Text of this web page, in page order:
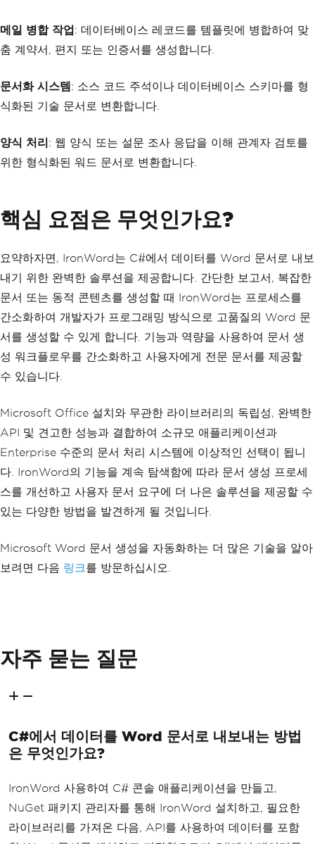
메일 병합 작업 : 데이터베이스 레코드를 템플릿에 병합하여 맞
춤 계약서, 편지 또는 인증서를 생성합니다.
문서화 시스템 : 소스 코드 주석이나 데이터베이스 스키마를 형
식화된 기술 문서로 변환합니다.
양식 처리 : 웹 양식 또는 설문 조사 응답을 이해 관계자 검토를
위한 형식화된 워드 문서로 변환합니다.
핵심 요점은 무엇인가요?
요약하자면, IronWord는 C#에서 데이터를 Word 문서로 내보
내기 위한 완벽한 솔루션을 제공합니다. 간단한 보고서, 복잡한
문서 또는 동적 콘텐츠를 생성할 때 IronWord는 프로세스를
간소화하여 개발자가 프로그래밍 방식으로 고품질의 Word 문
서를 생성할 수 있게 합니다. 기능과 역량을 사용하여 문서 생
성 워크플로우를 간소화하고 사용자에게 전문 문서를 제공할
수 있습니다.
Microsoft Office 설치와 무관한 라이브러리의 독립성, 완벽한
API 및 견고한 성능과 결합하여 소규모 애플리케이션과
Enterprise 수준의 문서 처리 시스템에 이상적인 선택이 됩니
다. IronWord의 기능을 계속 탐색함에 따라 문서 생성 프로세
스를 개선하고 사용자 문서 요구에 더 나은 솔루션을 제공할 수
있는 다양한 방법을 발견하게 될 것입니다.
Microsoft Word 문서 생성을 자동화하는 더 많은 기술을 알아
보려면 다음 링크를 방문하십시오.
자주 묻는 질문
C#에서 데이터를 Word 문서로 내보내는 방법
은 무엇인가요?
IronWord 사용하여 C# 콘솔 애플리케이션을 만들고,
NuGet 패키지 관리자를 통해 IronWord 설치하고, 필요한
라이브러리를 가져온 다음, API를 사용하여 데이터를 포함